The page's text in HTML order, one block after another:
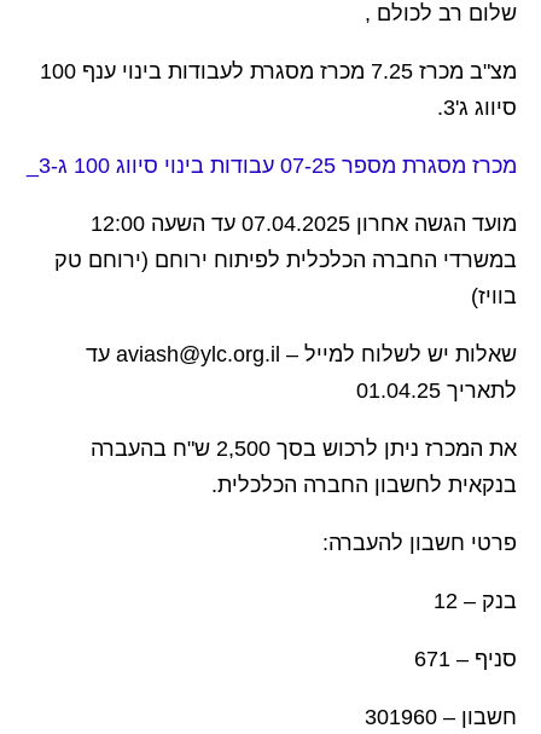
שלום רב לכולם ,
מצ"ב מכרז 7.25 מכרז מסגרת לעבודות בינוי ענף 100
סיווג ג'3.
מכרז מסגרת מספר 07-25 עבודות בינוי סיווג 100 ג-3_
מועד הגשה אחרון 07.04.2025 עד השעה 12:00
במשרדי החברה הכלכלית לפיתוח ירוחם (ירוחם טק
בוויז)
שאלות יש לשלוח למייל – aviash@ylc.org.il עד
לתאריך 01.04.25
את המכרז ניתן לרכוש בסך 2,500 ש"ח בהעברה
בנקאית לחשבון החברה הכלכלית.
פרטי חשבון להעברה:
בנק – 12
סניף – 671
חשבון – 301960